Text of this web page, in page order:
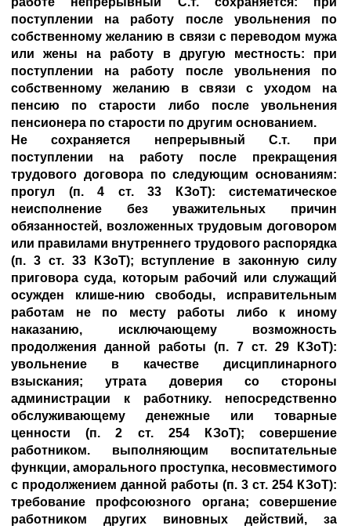
поступлении на работу после увольнения по
собственному желанию в связи с переводом мужа
или жены на работу в другую местность: при
поступлении на работу после увольнения по
собственному желанию в связи с уходом на
пенсию по старости либо после увольнения
пенсионера по старости по другим основанием.
Не сохраняется непрерывный С.т. при
поступлении на работу после прекращения
трудового договора по следующим основаниям:
прогул (п. 4 ст. 33 КЗоТ): систематическое
неисполнение без уважительных причин
обязанностей, возложенных трудовым договором
или правилами внутреннего трудового распорядка
(п. 3 ст. 33 КЗоТ); вступление в законную силу
приговора суда, которым рабочий или служащий
осужден клише-нию свободы, исправительным
работам не по месту работы либо к иному
наказанию, исключающему возможность
продолжения данной работы (п. 7 ст. 29 КЗоТ):
увольнение в качестве дисциплинарного
взыскания; утрата доверия со стороны
администрации к работнику. непосредственно
обслуживающему денежные или товарные
ценности (п. 2 ст. 254 КЗоТ); совершение
работником. выполняющим воспитательные
функции, аморального проступка, несовместимого
с продолжением данной работы (п. 3 ст. 254 КЗоТ):
требование профсоюзного органа; совершение
работником других виновных действий, за